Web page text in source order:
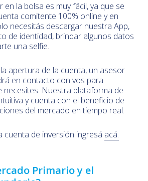
en la bolsa es muy fácil, ya que se
comitente 100% online y en
necesitás descargar nuestra App,
de identidad, brindar algunos datos
una selfie.
apertura de la cuenta, un asesor
en contacto con vos para
necesites. Nuestra plataforma de
y cuenta con el beneficio de
del mercado en tiempo real.
cuenta de inversión ingresá acá.
Primario y el